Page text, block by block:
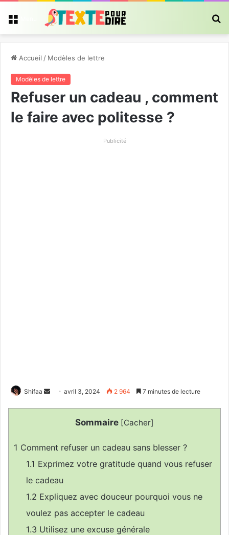
Accueil / Modèles de lettre
Modèles de lettre
Refuser un cadeau , comment
le faire avec politesse ?
Publicité
Shifaa
Envoyeravril 3, 2024 2 964 7 minutes de lecture
Sommaire [Cacher]
1 Comment refuser un cadeau sans blesser ?
1.1 Exprimez votre gratitude quand vous refuser
le cadeau
1.2 Expliquez avec douceur pourquoi vous ne
voulez pas accepter le cadeau
1.3 Utilisez une excuse générale